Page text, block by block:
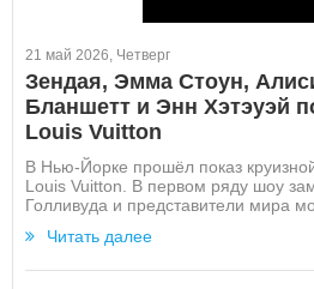
21 май 2026, Четверг
Зендая, Эмма Стоун,
Бланшетт и Энн Хэтэуэй
Louis Vuitton
В Нью-Йорке прошёл показ
Louis Vuitton. В первом ряду шоу
Голливуда и представители мира
Читать далее